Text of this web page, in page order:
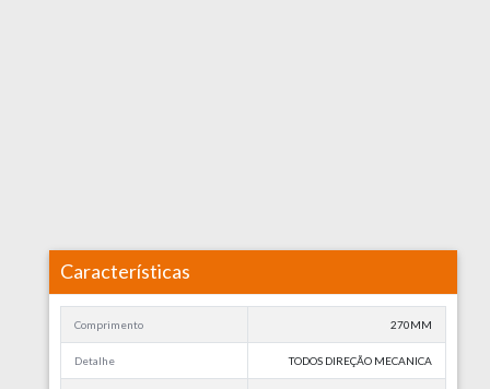
Características
Comprimento 270MM
Detalhe TODOS DIREÇÃO MECANICA